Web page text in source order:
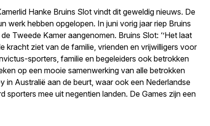
Hanke Bruins Slot vindt dit geweldig nieuws. De
werk hebben opgelopen. In juni vorig jaar riep Bruins
Tweede Kamer aangenomen. Bruins Slot: ‘’Het laat
ziet van de familie, vrienden en vrijwilligers voor
sporters, familie en begeleiders ook betrokken
op een mooie samenwerking van alle betrokken
in Australië aan de beurt, waar ook een Nederlandse
mee uit negentien landen. De Games zijn een